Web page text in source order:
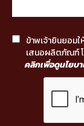
ข้าพเจ้ายินยอม
เสนอผลิตภัณฑ์
คลิกเพื่อดูนโยบ